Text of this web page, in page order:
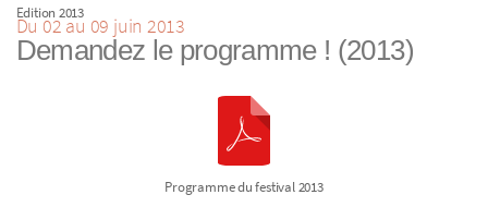
Edition 2013
Du 02 au 09 juin 2013
Demandez le programme ! (2013)
Programme du festival 2013